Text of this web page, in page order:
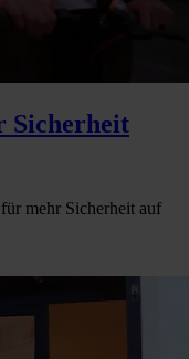
Sicherheit
mehr Sicherheit auf